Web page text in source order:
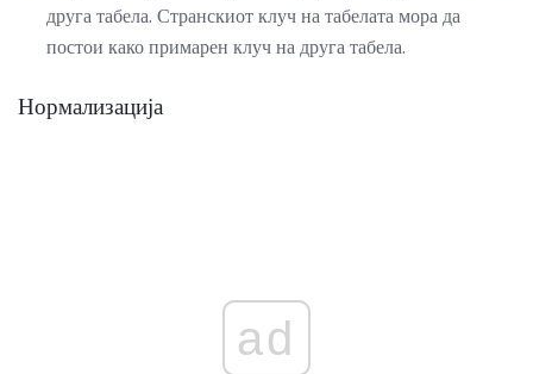
друга табела. Странскиот клуч на табелата мора да
постои како примарен клуч на друга табела.
Нормализација
ad